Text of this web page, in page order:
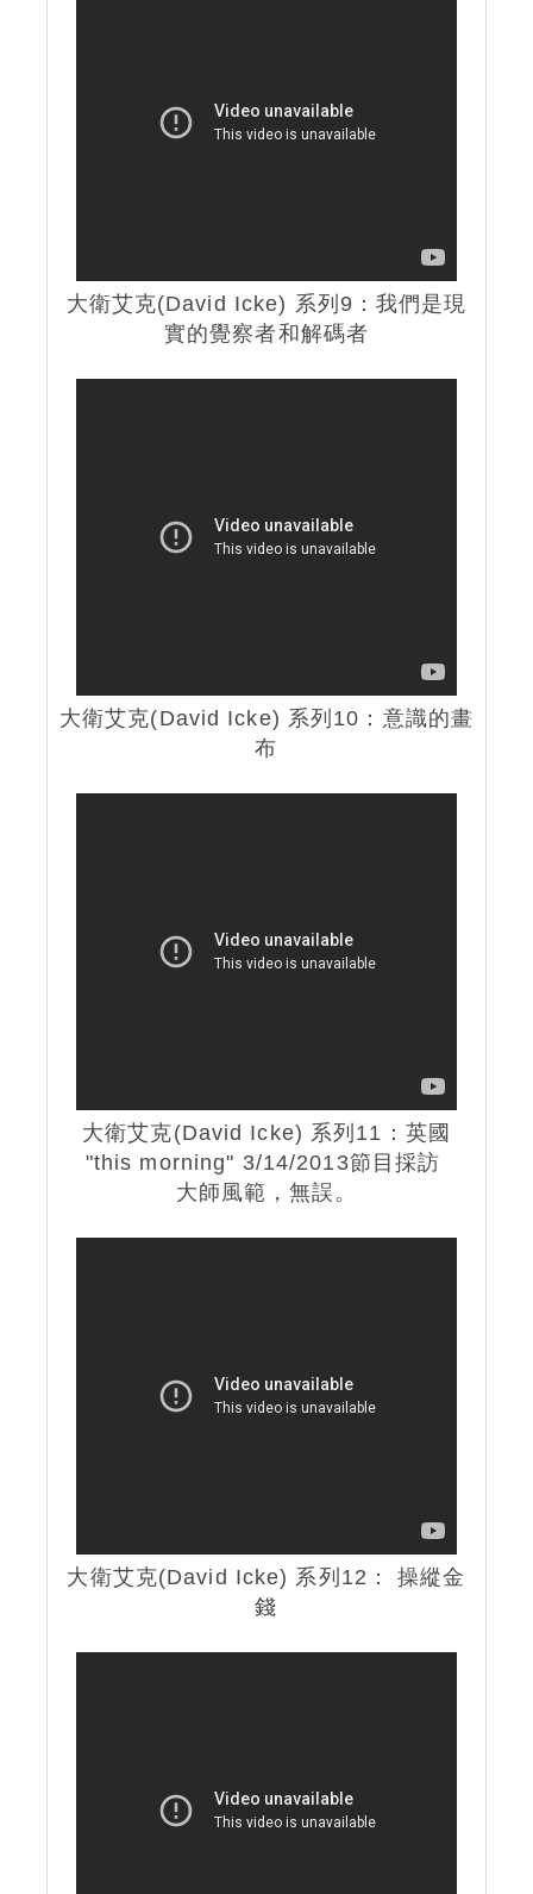
大衛艾克(David Icke) 系列9：我們是現
實的覺察者和解碼者
大衛艾克(David Icke) 系列10：意識的畫
布
大衛艾克(David Icke) 系列11：英國
"this morning" 3/14/2013節目採訪
大師風範，無誤。
大衛艾克(David Icke) 系列12： 操縱金
錢